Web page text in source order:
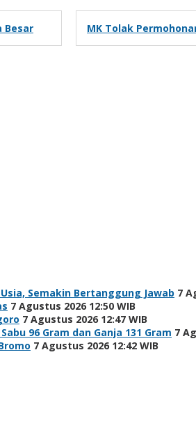
Besar MK Tolak
Semakin Bertanggung Jawab 7
7 Agustus 2026 12:50 WIB
7 Agustus 2026 12:47 WIB
96 Gram dan Ganja 131 Gram 7
7 Agustus 2026 12:42 WIB